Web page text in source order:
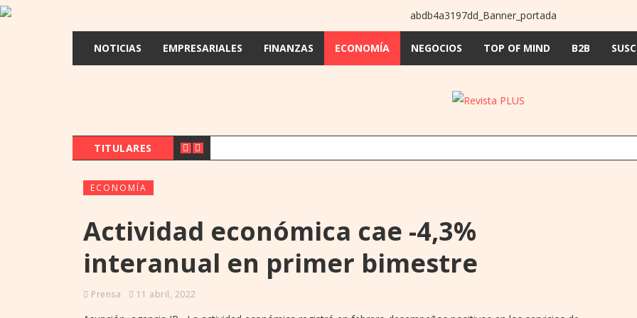
NOTICIAS EMPRESARIALES FINANZAS ECONOMÍA NEGOCIOS TOP OF MIND B2B
TITULARES
ECONOMÍA
Actividad económica cae -4,3%
interanual en primer bimestre
Prensa 11 abril, 2022